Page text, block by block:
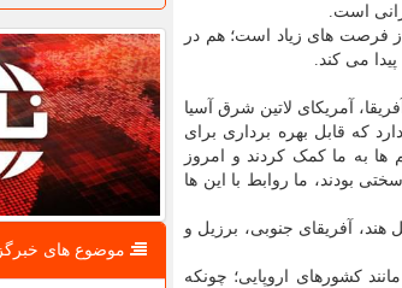
است.
فرصت های زیاد است؛ هم در
می کند.
آمریکای لاتین شرق آسیا
که قابل بهره برداری برای
به ما کمک کردند و امروز
بودند، ما روابط با این ها
آفریقای جنوبی، برزیل و
کشورهای اروپایی؛ چونکه
موضوع های